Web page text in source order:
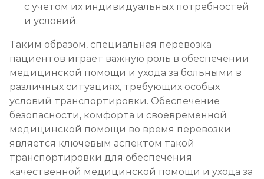
с учетом их индивидуальных потребностей
и условий.
Таким образом, специальная перевозка
пациентов играет важную роль в обеспечении
медицинской помощи и ухода за больными в
различных ситуациях, требующих особых
условий транспортировки. Обеспечение
безопасности, комфорта и своевременной
медицинской помощи во время перевозки
является ключевым аспектом такой
транспортировки для обеспечения
качественной медицинской помощи и ухода за